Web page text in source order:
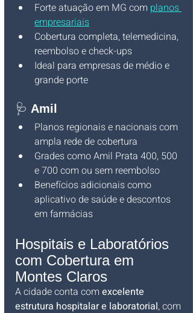
Forte atuação em MG com planos
empresariais
Cobertura completa, telemedicina,
reembolso e check-ups
Ideal para empresas de médio e
grande porte
🩺 Amil
Planos regionais e nacionais com
ampla rede de cobertura
Grades como Amil Prata 400, 500
e 700 com ou sem reembolso
Benefícios adicionais como
aplicativo de saúde e descontos
em farmácias
Hospitais e Laboratórios
com Cobertura em
Montes Claros
A cidade conta com excelente
estrutura hospitalar e laboratorial, com